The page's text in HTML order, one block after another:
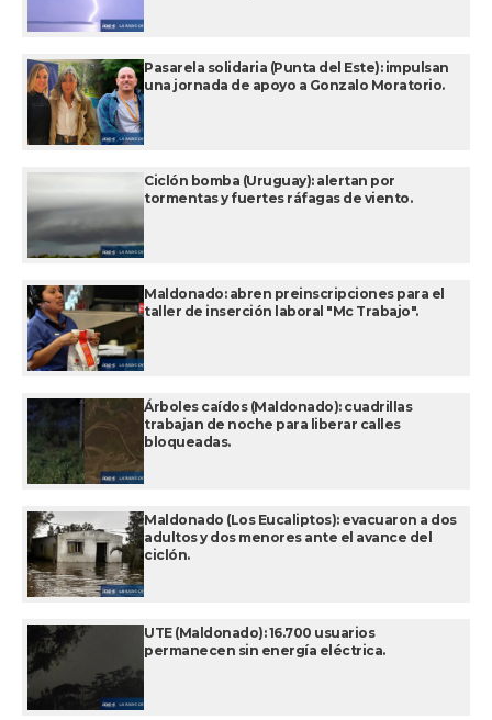
Pasarela solidaria (Punta del Este): impulsan
una jornada de apoyo a Gonzalo Moratorio.
Ciclón bomba (Uruguay): alertan por
tormentas y fuertes ráfagas de viento.
Maldonado: abren preinscripciones para el
taller de inserción laboral "Mc Trabajo".
Árboles caídos (Maldonado): cuadrillas
trabajan de noche para liberar calles
bloqueadas.
Maldonado (Los Eucaliptos): evacuaron a dos
adultos y dos menores ante el avance del
ciclón.
UTE (Maldonado): 16.700 usuarios
permanecen sin energía eléctrica.